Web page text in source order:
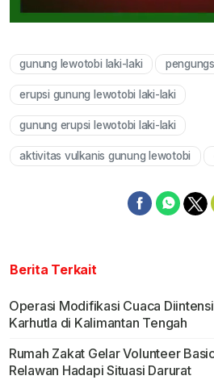
gunung lewotobi laki-laki
erupsi gunung lewotobi laki-laki
gunung erupsi lewotobi laki-laki
aktivitas vulkanis gunung lewotobi
Berita Terkait
Operasi Modifikasi Cuaca
Karhutla di Kalimantan Tengah
Rumah Zakat Gelar Volunteer
Relawan Hadapi Situasi Darurat